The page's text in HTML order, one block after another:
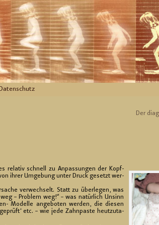
Der
re­la­tiv schnell zu An­pas­sun­gen der Kopf­
ihrer Um­ge­bung unter Druck ge­setzt wer­
ver­wech­selt. Statt zu über­le­gen, was
– Pro­blem weg!“ – was na­tür­lich Un­sinn
Mo­del­le an­ge­bo­ten wer­den, die die­sen
etc. – wie jede Zahn­pas­te heut­zu­ta­